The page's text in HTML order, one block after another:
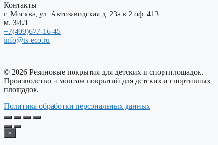
Контакты
г. Москва, ул. Автозаводская д. 23а к.2 оф. 413
м. ЗИЛ
+7(499)677-16-45
info@ts-eco.ru
© 2026 Резиновые покрытия для детских и спортплощадок.
Производство и монтаж покрытий для детских и спортивных
площадок.
Политика обработки персональных данных
×